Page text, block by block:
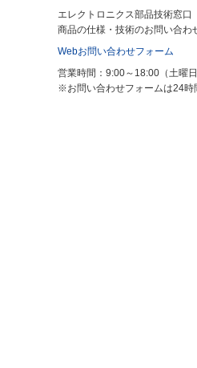
エレクトロニクス部品技術窓口
商品の仕様・技術のお問い合わ
Webお問い合わせフォーム
営業時間：9:00～18:00（土曜
※お問い合わせフォームは24時